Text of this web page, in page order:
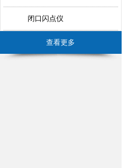
闭口闪点仪
查看更多